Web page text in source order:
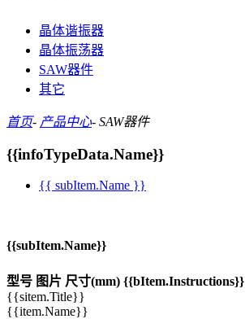
晶体谐振器
晶体振荡器
SAW器件
其它
首页- 产品中心- SAW器件
{{infoTypeData.Name}}
{{ subItem.Name }}
{{subItem.Name}}
型号 图片 尺寸(mm) {{bItem.Instructions}}
{{sitem.Title}}
{{item.Name}}